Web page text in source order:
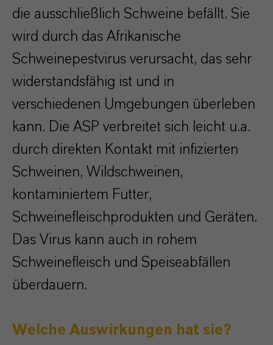
die ausschließlich Schweine befällt. Sie
wird durch das Afrikanische
Schweinepestvirus verursacht, das sehr
widerstandsfähig ist und in
verschiedenen Umgebungen überleben
kann. Die ASP verbreitet sich leicht u.a.
durch direkten Kontakt mit infizierten
Schweinen, Wildschweinen,
kontaminiertem Futter,
Schweinefleischprodukten und Geräten.
Das Virus kann auch in rohem
Schweinefleisch und Speiseabfällen
überdauern.
Welche Auswirkungen hat sie?